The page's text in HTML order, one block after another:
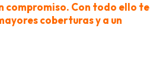
compromiso. Con todo ello te
coberturas y a un